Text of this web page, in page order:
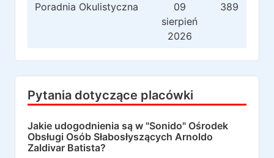
Poradnia Okulistyczna
09
sierpień
2026
389
Pytania dotyczące placówki
Jakie udogodnienia są w "Sonido" Ośrodek
Obsługi Osób Słabosłyszących Arnoldo
Zaldivar Batista?